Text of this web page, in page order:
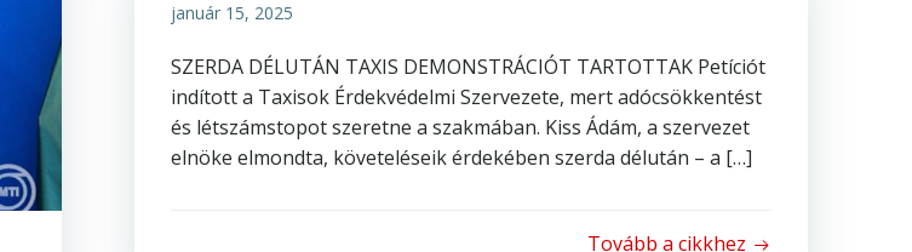
január 15, 2025
SZERDA DÉLUTÁN TAXIS DEMONSTRÁCIÓT TARTOTTAK Petíciót
indított a Taxisok Érdekvédelmi Szervezete, mert adócsökkentést
és létszámstopot szeretne a szakmában. Kiss Ádám, a szervezet
elnöke elmondta, követeléseik érdekében szerda délután – a […]
Tovább a cikkhez